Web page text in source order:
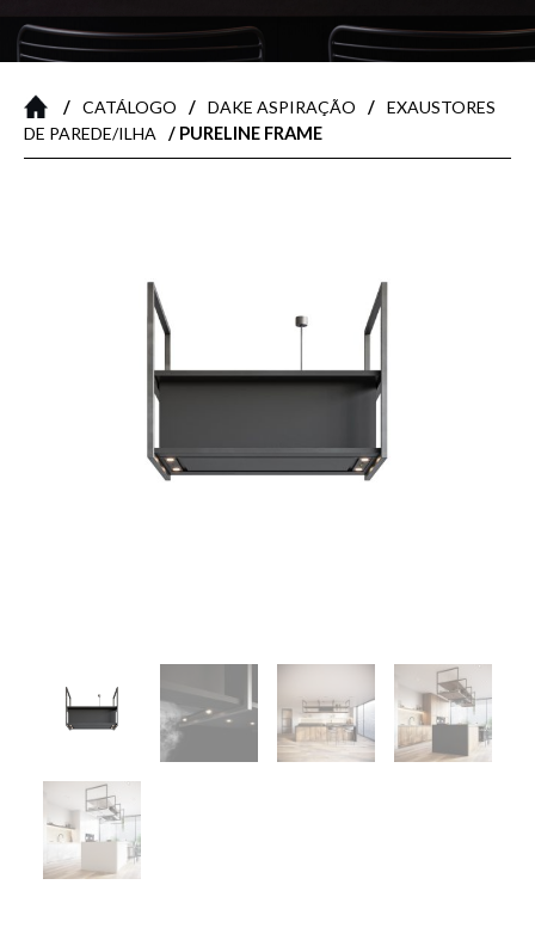
/ CATÁLOGO / DAKE ASPIRAÇÃO / EXAUSTORES
DE PAREDE/ILHA
/ PURELINE FRAME